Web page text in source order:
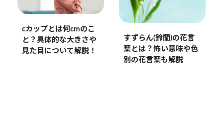
cカップとは何cmのこ
と？具体的な大きさや
見た目について解説！
すずらん(鈴蘭)の花言
葉とは？怖い意味や色
別の花言葉も解説